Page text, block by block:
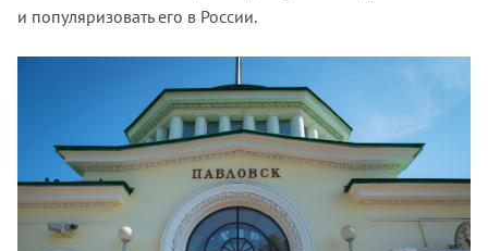
и популяризовать его в России.